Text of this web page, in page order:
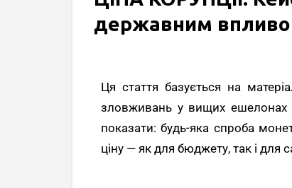
державним
Ця стаття базується на
зловживань у вищих ешелонах
показати: будь-яка спроба
ціну — як для бюджету, так і для